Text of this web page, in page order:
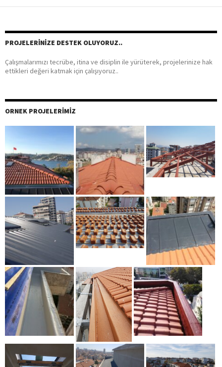
PROJELERINIZE DESTEK OLUYORUZ..
Çalışmalarımızı tecrübe, itina ve disiplin ile yürüterek, projelerinize hak
ettikleri değeri katmak için çalışıyoruz..
ORNEK PROJELERIMIZ